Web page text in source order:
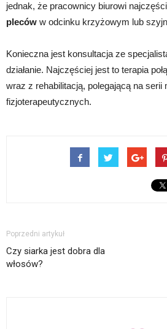
jednak, że pracownicy biurowi
pleców w odcinku krzyżowym lub
Konieczna jest konsultacja ze
działanie. Najczęściej jest to terapia
wraz z rehabilitacją, polegającą na serii
fizjoterapeutycznych.
Poprzedni artykuł
Czy siarka jest dobra dla
włosów?